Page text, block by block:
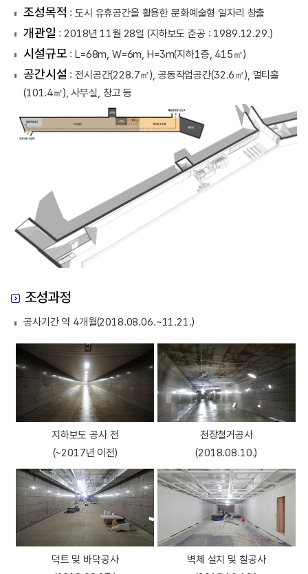
조성목적 : 도시 유휴공간을 활용한 문화예술형 일자리 창출
개관일 : 2018년 11월 28일 (지하보도 준공 : 1989.12.29.)
시설규모 : L=68m, W=6m, H=3m(지하1층, 415㎡)
공간시설 : 전시공간(228.7㎡), 공동작업공간(32.6㎡), 멀티홀
(101.4㎡), 사무실, 창고 등
조성과정
공사기간 약 4개월(2018.08.06.~11.21.)
지하보도 공사 전
(~2017년 이전)
천장철거공사
(2018.08.10.)
덕트 및 바닥공사
벽체 설치 및 칠공사